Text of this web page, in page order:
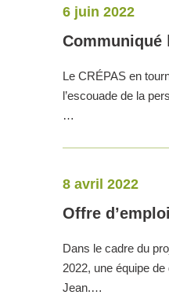
6 juin 2022
Communiqué
Le CRÉPAS en
l’escouade de la
…
8 avril 2022
Offre
Dans le cadre du
2022, une équipe
Jean.…